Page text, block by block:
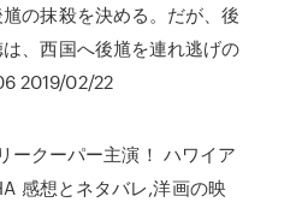
の抹殺を決める。だが、後
、西国へ後馗を連れ逃げの
2019/02/22
ークーパー主演！ ハワイア
感想とネタバレ,洋画の映